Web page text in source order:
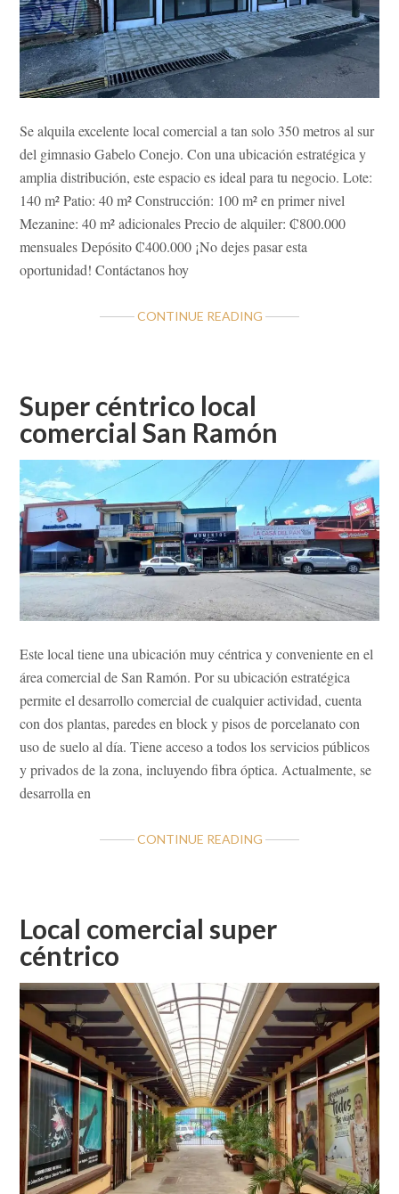
Se alquila excelente local comercial a tan solo 350 metros al sur
del gimnasio Gabelo Conejo. Con una ubicación estratégica y
amplia distribución, este espacio es ideal para tu negocio. Lote:
140 m² Patio: 40 m² Construcción: 100 m² en primer nivel
Mezanine: 40 m² adicionales Precio de alquiler: ₡800.000
mensuales Depósito ₡400.000 ¡No dejes pasar esta
oportunidad! Contáctanos hoy
CONTINUE READING ABOUT
SAN
Super céntrico local
comercial San Ramón
Este local tiene una ubicación muy céntrica y conveniente en el
área comercial de San Ramón. Por su ubicación estratégica
permite el desarrollo comercial de cualquier actividad, cuenta
con dos plantas, paredes en block y pisos de porcelanato con
uso de suelo al día. Tiene acceso a todos los servicios públicos
y privados de la zona, incluyendo fibra óptica. Actualmente, se
desarrolla en
CONTINUE READING ABOUT
SAN
Local comercial super
céntrico